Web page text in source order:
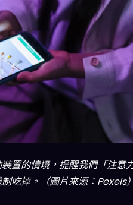
置的情境，提醒我們「注意
吃掉。（圖片來源：Pexels